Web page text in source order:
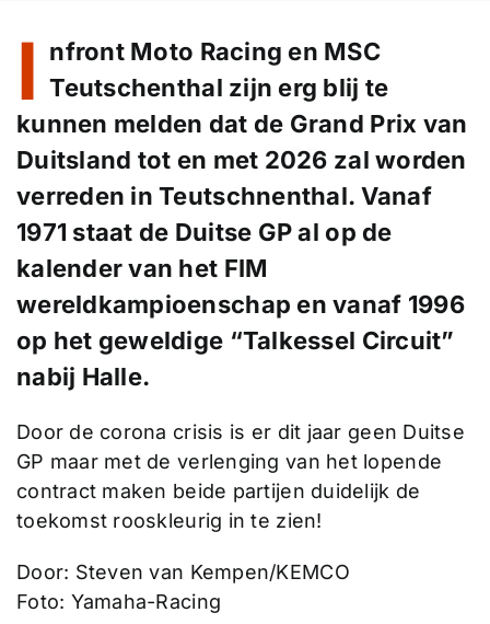
I nfront Moto Racing en MSC
Teutschenthal zijn erg blij te
kunnen melden dat de Grand Prix van
Duitsland tot en met 2026 zal worden
verreden in Teutschnenthal. Vanaf
1971 staat de Duitse GP al op de
kalender van het FIM
wereldkampioenschap en vanaf 1996
op het geweldige “Talkessel Circuit”
nabij Halle.
Door de corona crisis is er dit jaar geen Duitse
GP maar met de verlenging van het lopende
contract maken beide partijen duidelijk de
toekomst rooskleurig in te zien!
Door: Steven van Kempen/KEMCO
Foto: Yamaha-Racing